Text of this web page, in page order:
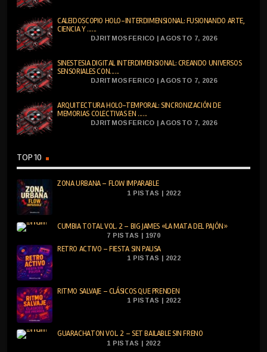
CALEIDOSCOPIO HOLO-INTERDIMENSIONAL: FUSIONANDO ARTE,
CIENCIA Y ......
DJRITMOSFERICO | AGOSTO 7, 2026
SINESTESIA DIGITAL INTERDIMENSIONAL: CREANDO UNIVERSOS
SENSORIALES CON......
DJRITMOSFERICO | AGOSTO 7, 2026
ARQUITECTURA HOLO-TEMPORAL: SINCRONIZACIÓN DE
MEMORIAS COLECTIVAS EN ......
DJRITMOSFERICO | AGOSTO 7, 2026
TOP 10
ZONA URBANA – FLOW IMPARABLE
1 PISTAS | 2022
CUMBIA TOTAL VOL. 2 – BIG JAMES «LA MATA DEL PAJÓN»
7 PISTAS | 1970
RETRO ACTIVO – FIESTA SIN PAUSA
1 PISTAS | 2022
RITMO SALVAJE – CLÁSICOS QUE PRENDEN
1 PISTAS | 2022
GUARACHATON VOL. 2 – SET BAILABLE SIN FRENO
1 PISTAS | 2022